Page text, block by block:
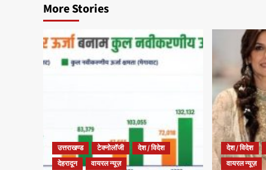
More Stories
उत्तराखण्ड टेक्नोलॉजी
देश / विदेश
देहरादून
वायरल न्यूज़
देश / विदेश
वायरल न्यूज़